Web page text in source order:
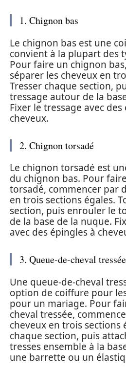
1. Chignon bas
Le chignon bas est une
convient à la plupart des
Pour faire un chignon
séparer les cheveux en
Tresser chaque section,
tressage autour de la
Fixer le tressage avec des
cheveux.
2. Chignon torsadé
Le chignon torsadé est
du chignon bas. Pour
torsadé, commencer par
en trois sections égales.
section, puis enrouler le
de la base de la nuque.
avec des épingles à
3. Queue-de-cheval tressée
Une queue-de-cheval
option de coiffure pour
pour un mariage. Pour
cheval tressée,
cheveux en trois sections
chaque section, puis
tresses ensemble à la
une barrette ou un